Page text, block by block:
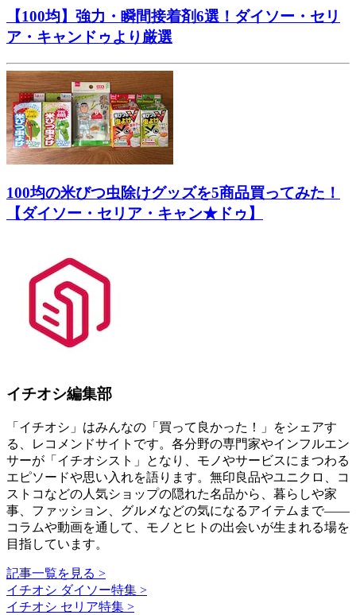
【100均】強力・瞬間接着剤6選！ダイソー・セリ
ア・キャンドゥより厳選
100均の米びつ虫除けグッズを5商品買ってみた！
【ダイソー・セリア・キャン★ドゥ】
イチオシ編集部
「イチオシ」はみんなの「買って良かった！」をシェアす
る、レコメンドサイトです。各分野の専門家やインフルエン
サーが「イチオシスト」となり、モノやサービスにまつわる
エピソードや思い入れを語ります。無印良品やユニクロ、コ
ストコなどの人気ショップの隠れた名品から、暮らしや家
事、ファッション、グルメなどの気になるアイテムまで――
コラムや動画を通して、モノとヒトの出会いが生まれる場を
目指しています。
記事一覧を見る >
イチオシ ダイソー特集 >
イチオシ セリア特集 >